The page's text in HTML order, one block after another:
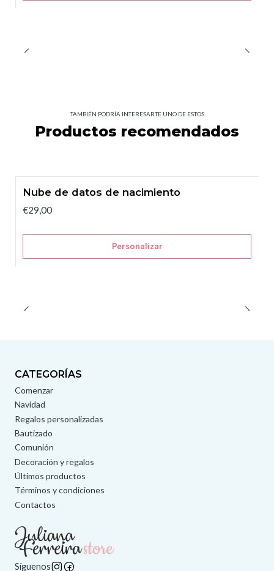
TAMBIÉN PODRÍA INTERESARTE UNO DE ESTOS
Productos recomendados
Nube de datos de nacimiento
€29,00
Personalizar
CATEGORÍAS
Comenzar
Navidad
Regalos personalizadas
Bautizado
Comunión
Decoración y regalos
Últimos productos
Términos y condiciones
Contactos
Síguenos